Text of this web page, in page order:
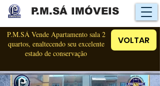
P.M.SÁ IMÓVEIS
P.M.SÁ Vende Apartamento sala 2
quartos, enaltecendo seu excelente
estado de conservação
VOLTAR